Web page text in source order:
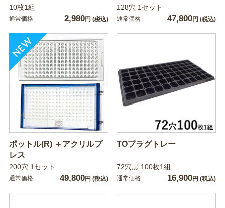
10枚1組
通常価格 2,980円 (税込)
128穴 1セット
通常価格 47,800円 (税込)
ポットル(R) ＋アクリルプ
レス
200穴 1セット
通常価格 49,800円 (税込)
TOプラグトレー
72穴黒 100枚1組
通常価格 16,900円 (税込)